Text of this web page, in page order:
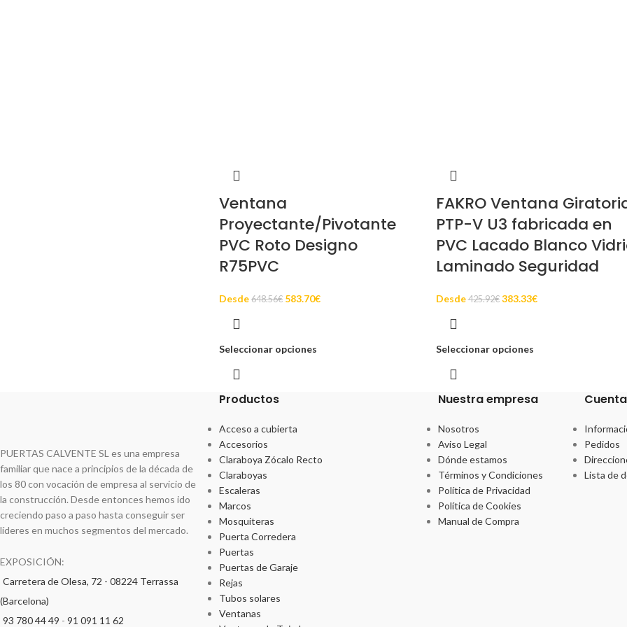
Ventana
Proyectante/Pivotante
PVC Roto Designo
R75PVC
Desde 648.56€ 583.70€
Seleccionar opciones
FAKRO Ventana
PTP-V U3 fabricada en
PVC Lacado Blanco
Laminado Seguridad
Desde 425.92€ 383.33€
Seleccionar opciones
PUERTAS CALVENTE SL es una empresa
familiar que nace a principios de la década de
los 80 con vocación de empresa al servicio de
la construcción. Desde entonces hemos ido
creciendo paso a paso hasta conseguir ser
líderes en muchos segmentos del mercado.
EXPOSICIÓN:
Carretera de Olesa, 72 - 08224 Terrassa
(Barcelona)
93 780 44 49 - 91 091 11 62
Productos
Acceso a cubierta
Accesorios
Claraboya Zócalo Recto
Claraboyas
Escaleras
Marcos
Mosquiteras
Puerta Corredera
Puertas
Puertas de Garaje
Rejas
Tubos solares
Ventanas
Nuestra empresa
Nosotros
Aviso Legal
Dónde estamos
Términos y Condiciones
Política de Privacidad
Política de Cookies
Manual de Compra
Cuenta
Pedidos
Lista de